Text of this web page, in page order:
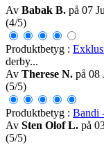
Av Babak B. på 07
(4/5)
Produktbetyg :
derby...
Av Therese N. på 08
(5/5)
Produktbetyg : Bandi
Av Sten Olof L. på
(5/5)